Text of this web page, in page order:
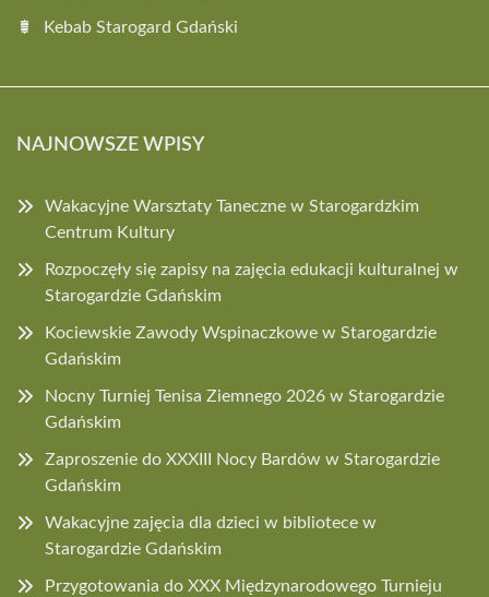
Kebab Starogard Gdański
NAJNOWSZE WPISY
Wakacyjne Warsztaty Taneczne w Starogardzkim
Centrum Kultury
Rozpoczęły się zapisy na zajęcia edukacji kulturalnej w
Starogardzie Gdańskim
Kociewskie Zawody Wspinaczkowe w Starogardzie
Gdańskim
Nocny Turniej Tenisa Ziemnego 2026 w Starogardzie
Gdańskim
Zaproszenie do XXXIII Nocy Bardów w Starogardzie
Gdańskim
Wakacyjne zajęcia dla dzieci w bibliotece w
Starogardzie Gdańskim
Przygotowania do XXX Międzynarodowego Turnieju